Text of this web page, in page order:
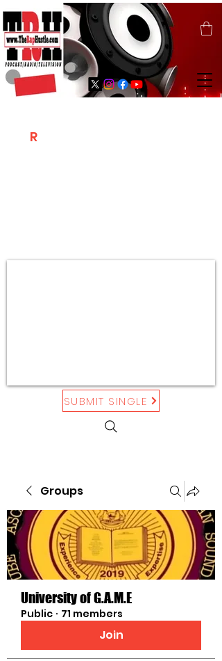
RH
SUBMIT SINGLE
Groups
University of G.A.M.E
Public · 71 members
Join